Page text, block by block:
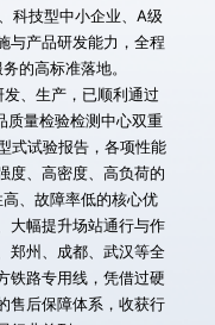
科技型中小企业、A级
与产品研发能力，全程
的高标准落地。
质量检验检测中心双重
式试验报告，各项性能
度、高密度、高负荷的
、故障率低的核心优
大幅提升场站通行与作
郑州、成都、武汉等全
铁路专用线，凭借过硬
售后保障体系，收获行